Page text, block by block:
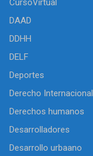
CursoVirtual
DAAD
DDHH
DELF
Deportes
Derecho Internacional
Derechos humanos
Desarrolladores
Desarrollo urbaano